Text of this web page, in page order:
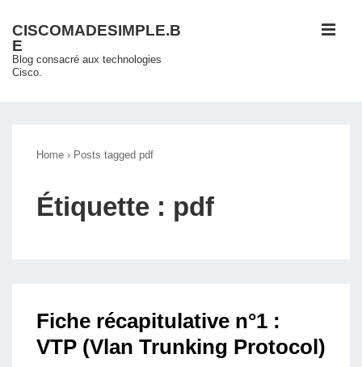
passer
au
contenu
CISCOMADESIMPLE.B
E
Blog consacré aux technologies
Cisco.
Home › Posts tagged pdf
Étiquette : pdf
Fiche récapitulative n°1 :
VTP (Vlan Trunking Protocol)